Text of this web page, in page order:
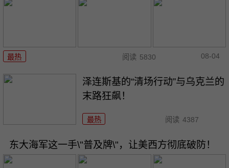
最热 阅读 5830 08-04
泽连斯基的“清场行动”与乌克兰的
末路狂飙！
最热 阅读 4387
东大海军这一手\"普及牌\"，让美西方彻底破防！